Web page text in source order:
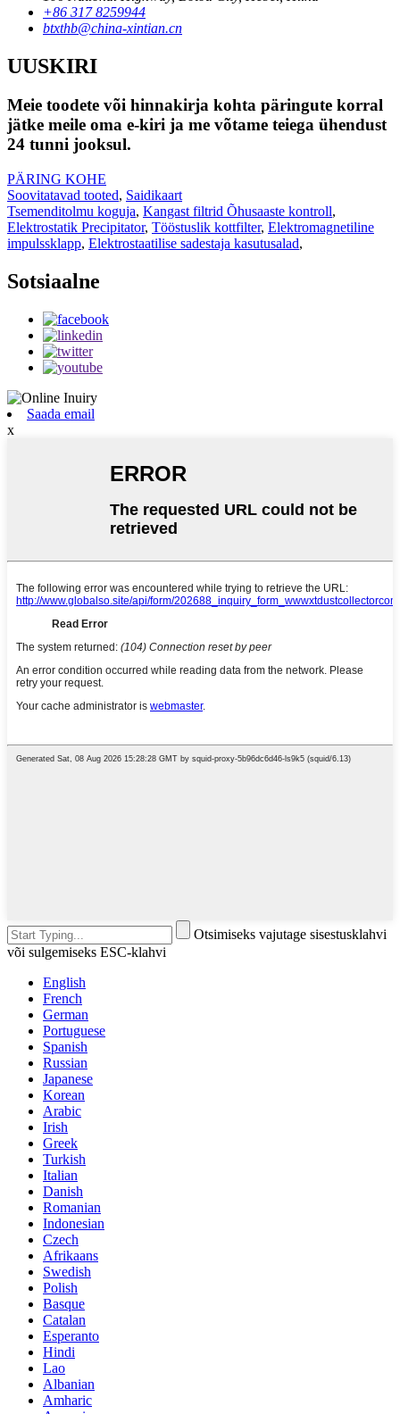
+86 317 8259944
btxthb@china-xintian.cn
UUSKIRI
Meie toodete või hinnakirja kohta päringute korral
jätke meile oma e-kiri ja me võtame teiega ühendust
24 tunni jooksul.
PÄRING KOHE
Soovitatavad tooted, Saidikaart
Tsemenditolmu koguja, Kangast filtrid Õhusaaste kontroll,
Elektrostatik Precipitator, Tööstuslik kottfilter, Elektromagnetiline
impulssklapp, Elektrostaatilise sadestaja kasutusalad,
Sotsiaalne
Saada email
x
Otsimiseks vajutage sisestusklahvi
või sulgemiseks ESC-klahvi
English
French
German
Portuguese
Spanish
Russian
Japanese
Korean
Arabic
Irish
Greek
Turkish
Italian
Danish
Romanian
Indonesian
Czech
Afrikaans
Swedish
Polish
Basque
Catalan
Esperanto
Hindi
Lao
Albanian
Amharic